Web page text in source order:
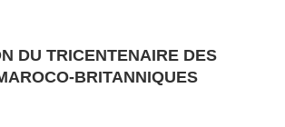
DU TRICENTENAIRE DES
BRITANNIQUES